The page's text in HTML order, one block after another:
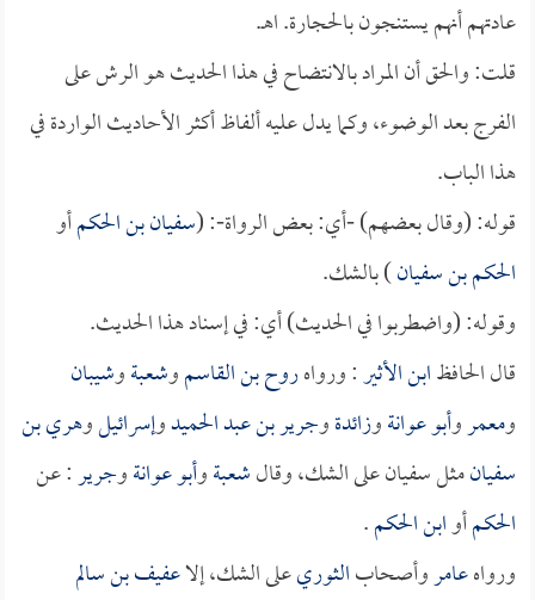
عادتهم أنهم يستنجون بالحجارة. اهـ.
قلت: والحق أن المراد بالانتضاح في هذا الحديث هو الرش على
الفرج بعد الوضوء، وكما يدل عليه ألفاظ أكثر الأحاديث الواردة في
هذا الباب.
قوله: (وقال بعضهم) -أي: بعض الرواة-: (سفيان بن الحكمأو
الحكم بن سفيان) بالشك.
وقوله: (واضطربوا في الحديث) أي: في إسناد هذا الحديث.
قال الحافظابن الأثير: ورواهروح بن القاسموشعبةوشيبان
ومعمروأبو عوانةوزائدةوجرير بن عبد الحميدوإسرائيلوهري بن
سفيانمثل سفيان على الشك، وقالشعبةوأبو عوانةوجرير: عن
الحكمأوابن الحكم.
ورواهعامروأصحابالثوريعلى الشك، إلاعفيف بن سالم